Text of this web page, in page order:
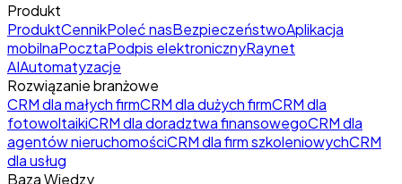
Produkt
ProduktCennikPoleć nasBezpieczeństwoAplikacja
mobilnaPocztaPodpis elektronicznyRaynet
AIAutomatyzacje
Rozwiązanie branżowe
CRM dla małych firmCRM dla dużych firmCRM dla
fotowoltaikiCRM dla doradztwa finansowegoCRM dla
agentów nieruchomościCRM dla firm szkoleniowychCRM
dla usług
Baza Wiedzy